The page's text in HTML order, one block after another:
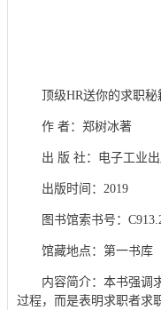
顶级HR送你的求职
作 者：郑树冰著
出 版 社：电子工业
出版时间：2019
图书馆索书号：
馆藏地点：第一书库
内容简介：本书强调
过程，而是表明求职者求